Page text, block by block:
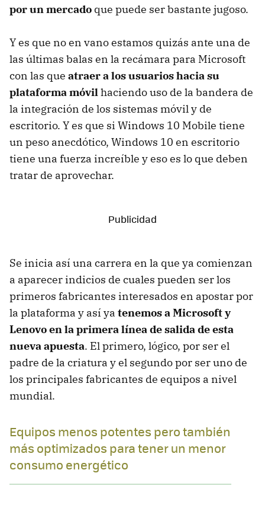
por un mercado que puede ser bastante jugoso.
Y es que no en vano estamos quizás ante una de
las últimas balas en la recámara para Microsoft
con las que atraer a los usuarios hacia su
plataforma móvilhaciendo uso de la bandera de
la integración de los sistemas móvil y de
escritorio. Y es que si Windows 10 Mobile tiene
un peso anecdótico, Windows 10 en escritorio
tiene una fuerza increíble y eso es lo que deben
tratar de aprovechar.
Se inicia así una carrera en la que ya comienzan
a aparecer indicios de cuales pueden ser los
primeros fabricantes interesados en apostar por
la plataforma y así ya tenemos a Microsoft y
Lenovo en la primera línea de salida de esta
nueva apuesta. El primero, lógico, por ser el
padre de la criatura y el segundo por ser uno de
los principales fabricantes de equipos a nivel
mundial.
Equipos menos potentes pero también
más optimizados para tener un menor
consumo energético